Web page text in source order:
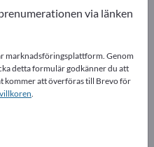
Exportpages!
varor –
och dina
publicera här
via länken
marknadsföringsplattform. Genom
detta formulär godkänner du att
kommer att överföras till Brevo för
.